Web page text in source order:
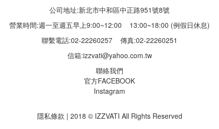
公司地址:新北市中和區中正路951號8號
營業時間:週一至週五早上9:00~12:00 13:00~18:00 (例假日休息)
聯繫電話:02-22260257 傳真:02-22260251
信箱:izzvati@yahoo.com.tw
聯絡我們
官方FACEBOOK
Instagram
隱私條款 | 2018 © IZZVATI All Rights Reserved